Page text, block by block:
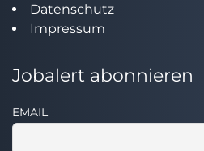
Datenschutz
Impressum
Jobalert abonnieren
EMAIL